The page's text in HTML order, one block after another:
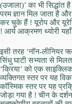
(उजाला)’ का भी सिद्धांत
परम ज्ञान मिल जाता है और
कर चुके हैं ! यूरोप और
! आर्य आक्रमण थ्योरी
इसी तरह ‘नॉन-लीनियर
सिंधु घाटी सभ्यता से
‘क्रिया’ को एक
व्यक्तिगत स्तर पर यह
कॉस्मिक स्तर पर यह
जोड़ा गया है ! चीन के